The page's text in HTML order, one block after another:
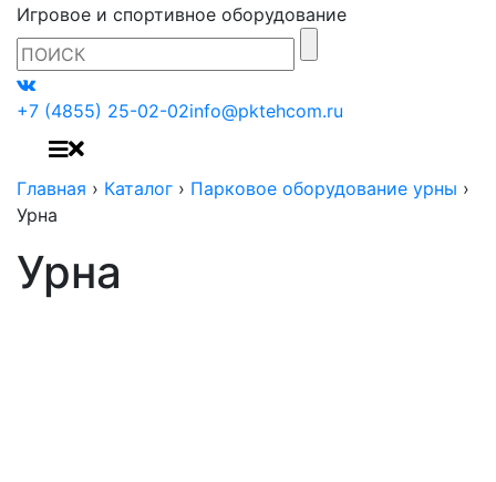
Игровое и спортивное оборудование
+7 (4855) 25-02-02info@pktehcom.ru
Главная › Каталог › Парковое оборудование урны ›
Урна
Урна